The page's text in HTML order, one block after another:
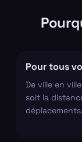
Pour tous
De ville en
soit la
déplacements.